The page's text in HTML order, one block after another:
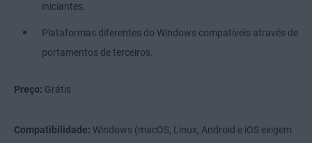
iniciantes.
Plataformas diferentes do Windows compatíveis através de
portamentos de terceiros.
Preço: Grátis
Compatibilidade: Windows (macOS, Linux, Android e iOS exigem